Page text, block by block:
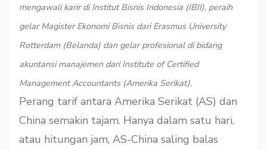
mengawali karir di Institut Bisnis Indonesia (IBII), peraih
gelar Magister Ekonomi Bisnis dari Erasmus University
Rotterdam (Belanda) dan gelar profesional di bidang
akuntansi manajemen dari Institute of Certified
Management Accountants (Amerika Serikat).
Perang tarif antara Amerika Serikat (AS) dan
China semakin tajam. Hanya dalam satu hari,
atau hitungan jam, AS-China saling balas